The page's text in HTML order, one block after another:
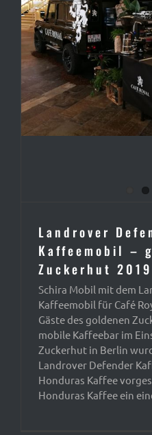
Landrover
Kaffeemobil –
Zuckerhut
Schira Mobil mit dem
Kaffeemobil für Café
Gäste des goldenen
mobile Kaffeebar im
Zuckerhut in Berlin
Landrover Defender
Honduras Kaffee
Honduras Kaffee ein